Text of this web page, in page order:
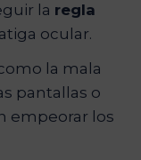
la regla
ocular.
la mala
pantallas o
empeorar los